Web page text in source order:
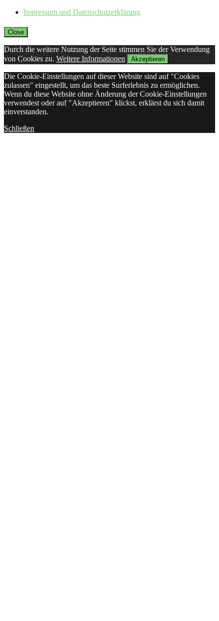
Impressum und Datenschutzerklärung
Close
Durch die weitere Nutzung der Seite stimmen Sie der Verwendung
von Cookies zu. Weitere Informationen Akzeptieren
Die Cookie-Einstellungen auf dieser Website sind auf "Cookies
zulassen" eingestellt, um das beste Surferlebnis zu ermöglichen.
Wenn du diese Website ohne Änderung der Cookie-Einstellungen
verwendest oder auf "Akzeptieren" klickst, erklärst du sich damit
einverstanden.
Schließen